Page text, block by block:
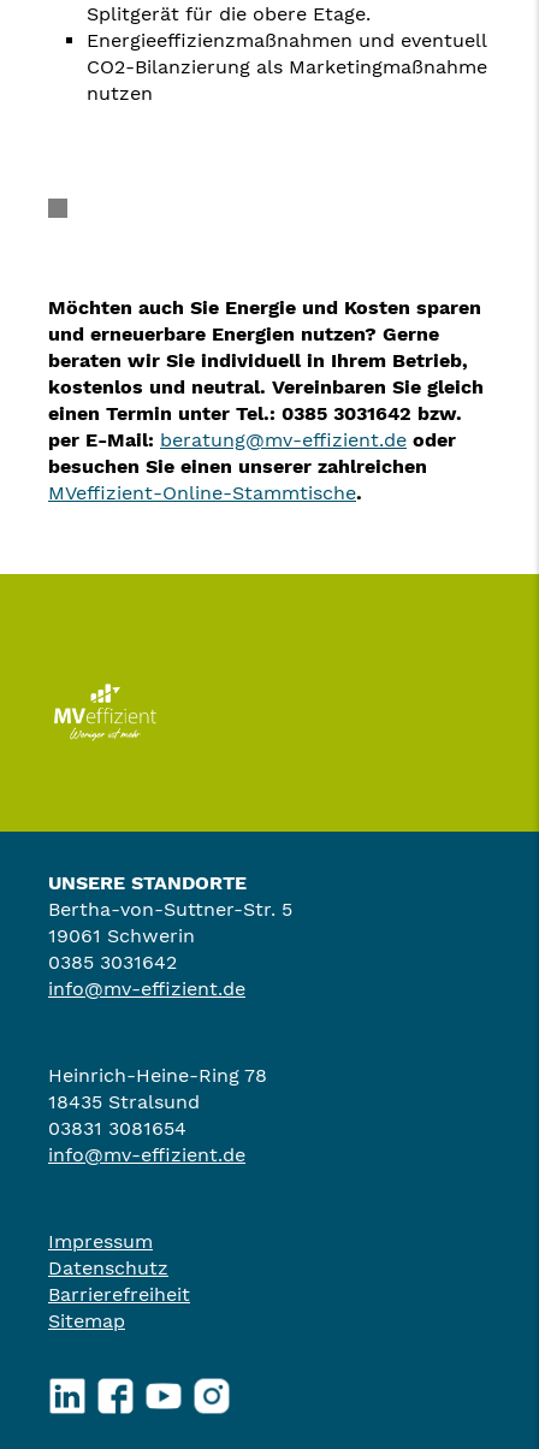
Splitgerät für die obere Etage.
Energieeffizienzmaßnahmen und eventuell
CO2-Bilanzierung als Marketingmaßnahme
nutzen
Möchten auch Sie Energie und Kosten sparen
und erneuerbare Energien nutzen? Gerne
beraten wir Sie individuell in Ihrem Betrieb,
kostenlos und neutral. Vereinbaren Sie gleich
einen Termin unter Tel.: 0385 3031642 bzw.
per E-Mail: beratung@mv-effizient.de oder
besuchen Sie einen unserer zahlreichen
MVeffizient-Online-Stammtische.
UNSERE STANDORTE
Bertha-von-Suttner-Str. 5
19061 Schwerin
0385 3031642
info@mv-effizient.de
Heinrich-Heine-Ring 78
18435 Stralsund
03831 3081654
info@mv-effizient.de
Impressum
Datenschutz
Barrierefreiheit
Sitemap
LinkedInFacebookYouTubeInstagram